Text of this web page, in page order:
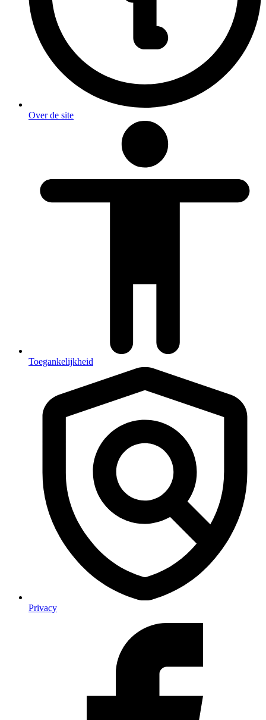
Over de site
Toegankelijkheid
Privacy